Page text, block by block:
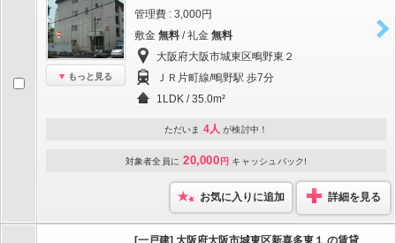
もっと見る
管理費 : 3,000円
敷金 無料 / 礼金 無料
大阪府大阪市城東区鴫野東２
ＪＲ片町線/鴫野駅 歩7分
1LDK / 35.0m²
ただいま 4人 が検討中！
対象者全員に 20,000 円 キャッシュバック!
お気に入りに追加 詳細を見る
[一戸建] 大阪府大阪市城東区新喜多東１ の賃貸